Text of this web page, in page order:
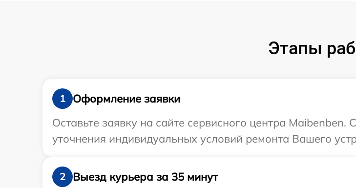
Этапы
1
Оформление заявки
Оставьте заявку на сайте сервисного центра
уточнения индивидуальных условий ремонта Вашего
2
Выезд курьера за 35 минут